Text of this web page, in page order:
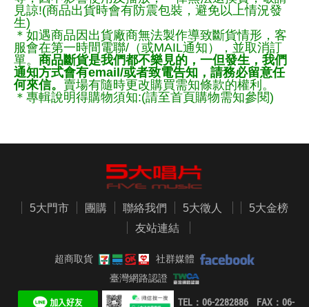
見諒!(商品出貨時會有防震包裝，避免以上情況發
生)
＊如遇商品因出貨廠商無法製作導致斷貨情形，客
服會在第一時間電聯/（或MAIL通知），並取消訂
單。 商品斷貨是我們都不樂見的，一但發生，我們
通知方式會有email/或者致電告知，請務必留意任
何來信。 賣場有隨時更改購買需知條款的權利。
＊專輯說明得購物須知:(請至首頁購物需知參閱)
5大門市 團購 聯絡我們 5大徵人
5大金榜
友站連結
超商取貨
社群媒體
臺灣網路認證
TEL：06-2282886 FAX：06-